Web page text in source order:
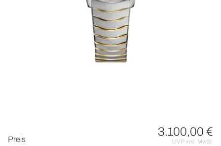
ÜBER UNS
Preis
3.100,00 €
UVP inkl. MwSt.